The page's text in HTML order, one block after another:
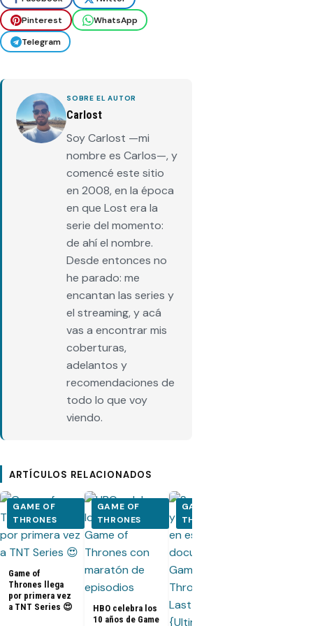
Pinterest
WhatsApp
Telegram
SOBRE EL AUTOR
Carlost
Soy Carlost —mi
nombre es Carlos—, y
comencé este sitio
en 2008, en la época
en que Lost era la
serie del momento:
de ahí el nombre.
Desde entonces no
he parado: me
encantan las series y
el streaming, y acá
vas a encontrar mis
coberturas,
adelantos y
recomendaciones de
todo lo que voy
viendo.
ARTÍCULOS RELACIONADOS
GAME OF
THRONES
Game of
Thrones llega
por primera vez
a TNT Series 😍
GAME OF
THRONES
HBO celebra los
10 años de Game
GAME OF
THRONES